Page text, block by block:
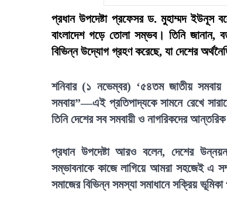
প্রধান উপদেষ্টা প্রফেসর ড. মুহাম্মদ ইউনূস
বাংলাদেশ গড়ে তোলা সম্ভব। তিনি জানান,
বিভিন্ন উদ্যোগ গ্রহণ করেছে, যা দেশের
শনিবার (১ নভেম্বর) ‘৫৪তম জাতীয়
সমবায়”—এই প্রতিপাদ্যকে সামনে রেখে
তিনি দেশের সব সমবায়ী ও নাগরিকদের
প্রধান উপদেষ্টা আরও বলেন, দেশের
সম্ভাবনাকে কাজে লাগিয়ে আমরা সহজেই এ
সমাজের বিভিন্ন সমস্যা সমাধানে সক্রিয়